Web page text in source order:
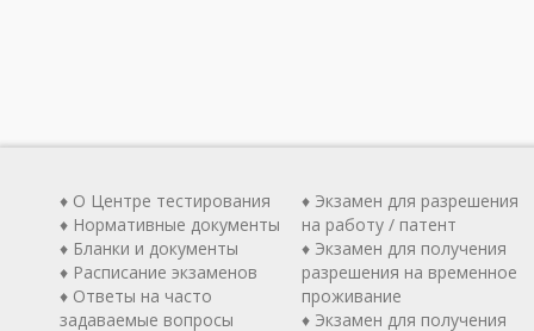
♦ О Центре тестирования
♦ Нормативные документы
♦ Бланки и документы
♦ Расписание экзаменов
♦ Ответы на часто
задаваемые вопросы
♦ Экзамен для разрешения
на работу / патент
♦ Экзамен для получения
разрешения на временное
проживание
♦ Экзамен для получения